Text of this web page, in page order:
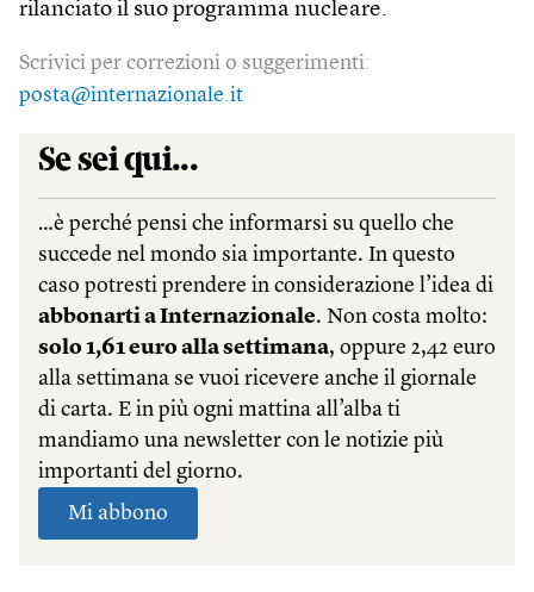
rilanciato il suo programma nucleare.
Scrivici per correzioni o suggerimenti:
posta@internazionale.it